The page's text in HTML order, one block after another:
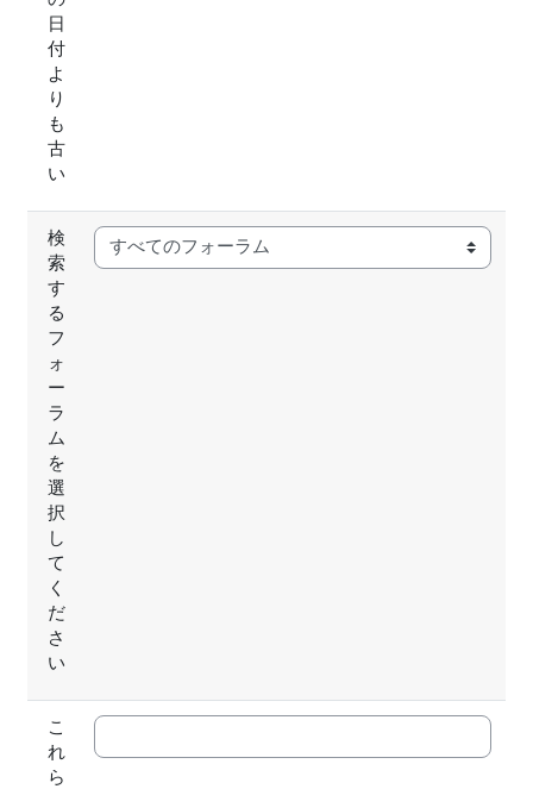
日
付
よ
り
も
古
い
検
索
す
る
フ
ォ
ー
ラ
ム
を
選
択
し
て
く
だ
さ
い
こ
れ
ら